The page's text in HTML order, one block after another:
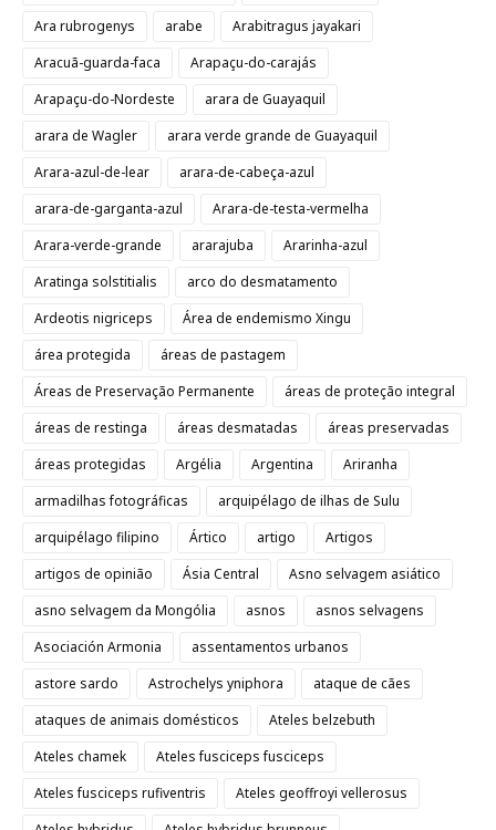
Ara rubrogenys
arabe
Arabitragus jayakari
Aracuã-guarda-faca
Arapaçu-do-carajás
Arapaçu-do-Nordeste
arara de Guayaquil
arara de Wagler
arara verde grande de Guayaquil
Arara-azul-de-lear
arara-de-cabeça-azul
arara-de-garganta-azul
Arara-de-testa-vermelha
Arara-verde-grande
ararajuba
Ararinha-azul
Aratinga solstitialis
arco do desmatamento
Ardeotis nigriceps
Área de endemismo Xingu
área protegida
áreas de pastagem
Áreas de Preservação Permanente
áreas de proteção integral
áreas de restinga
áreas desmatadas
áreas preservadas
áreas protegidas
Argélia Argentina
Ariranha
armadilhas fotográficas
arquipélago de ilhas de Sulu
arquipélago filipino
Ártico artigo
Artigos
artigos de opinião
Ásia Central
Asno selvagem asiático
asno selvagem da Mongólia
asnos
asnos selvagens
Asociación Armonia
assentamentos urbanos
astore sardo
Astrochelys yniphora
ataque de cães
ataques de animais domésticos
Ateles belzebuth
Ateles chamek
Ateles fusciceps fusciceps
Ateles fusciceps rufiventris
Ateles geoffroyi vellerosus